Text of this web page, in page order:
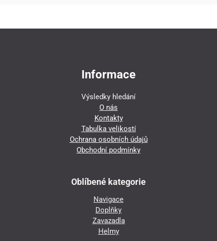
Informace
Výsledky hledání
O nás
Kontakty
Tabulka velikostí
Ochrana osobních údajů
Obchodní podmínky
Oblíbené kategorie
Navigace
Doplňky
Zavazadla
Helmy